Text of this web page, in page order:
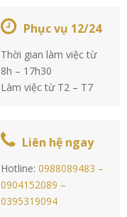
Phục vụ 12/24
Thời gian làm việc từ
8h – 17h30
Làm việc từ T2 – T7
Liên hệ ngay
Hotline:0988089483 –
0904152089 –
0395319094